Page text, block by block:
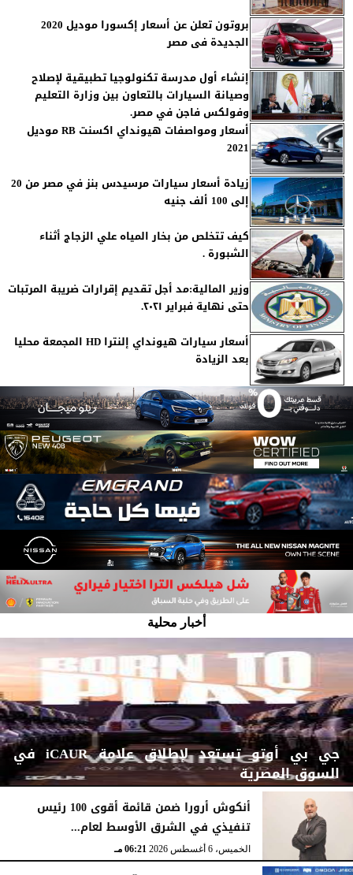
بروتون تعلن عن أسعار إكسورا موديل 2020
الجديدة فى مصر
إنشاء أول مدرسة تكنولوجيا تطبيقية لإصلاح
وصيانة السيارات بالتعاون بين وزارة التعليم
وفولكس فاجن في مصر.
أسعار ومواصفات هيونداي اكسنت RB موديل
2021
زيادة أسعار سيارات مرسيدس بنز في مصر من 20
إلى 100 ألف جنيه
كيف تتخلص من بخار المياه علي الزجاج أثناء
الشبورة .
وزير المالية:مد أجل تقديم إقرارات ضريبة المرتبات
حتى نهاية فبراير ٢٠٢١.
أسعار سيارات هيونداي إلنترا HD المجمعة محليا
بعد الزيادة
أخبار محلية
جي بي أوتو تستعد لإطلاق علامة iCAUR في
السوق المصرية
الجمعة، 7 أغسطس 2026 12:17 صـ
أنكوش أرورا ضمن قائمة أقوى 100 رئيس
تنفيذي في الشرق الأوسط لعام...
الخميس، 6 أغسطس 2026 06:21 مـ